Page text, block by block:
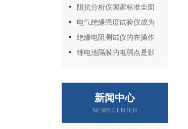
阻抗分析仪国家标准全面
解析电气绝缘强度试验仪成为
保障电气安全的守门人
绝缘电阻测试仪的在操作
前有什么要领需要留意的
锂电池隔膜的电弱点是影
陷
新闻中心
NEWS CENTER